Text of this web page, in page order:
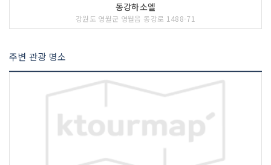
동강하소엘
강원도 영월군 영월읍 동강로 1488-71
주변 관광 명소